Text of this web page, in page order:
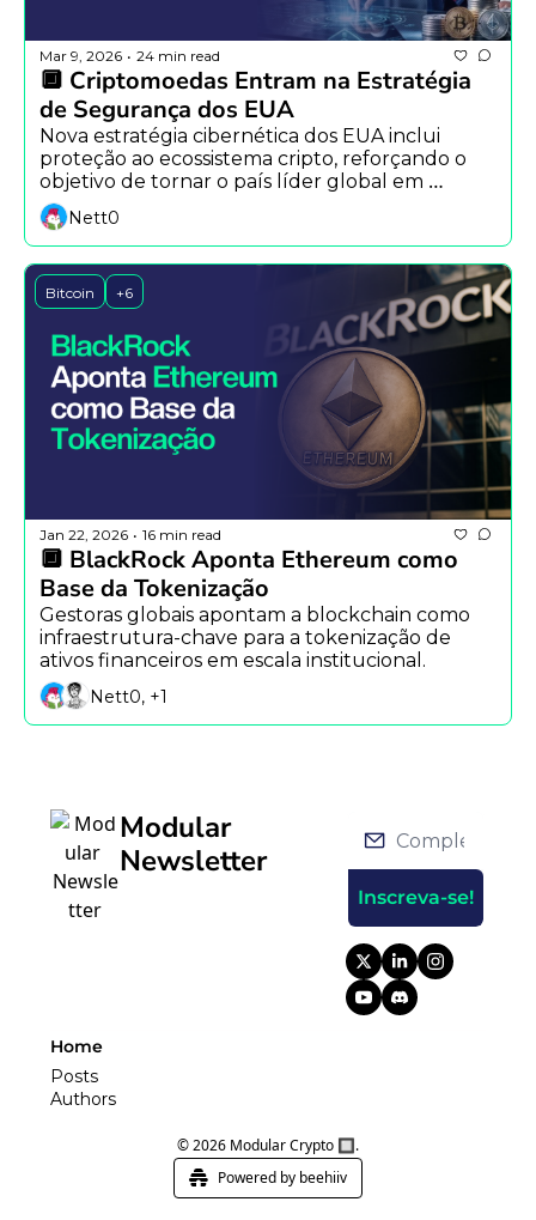
Mar 9, 2026 • 24 min read
🔲 Criptomoedas Entram na Estratégia
de Segurança dos EUA
Nova estratégia cibernética dos EUA inclui
proteção ao ecossistema cripto, reforçando o
objetivo de tornar o país líder global em
blockchain e ativos digitais.
Nett0
Bitcoin +6
Jan 22, 2026 • 16 min read
🔲 BlackRock Aponta Ethereum como
Base da Tokenização
Gestoras globais apontam a blockchain como
infraestrutura-chave para a tokenização de
ativos financeiros em escala institucional.
Nett0, +1
Modular
Newsletter
Inscreva-se!
Home
Posts
Authors
© 2026 Modular Crypto 🔲.
Powered by beehiiv